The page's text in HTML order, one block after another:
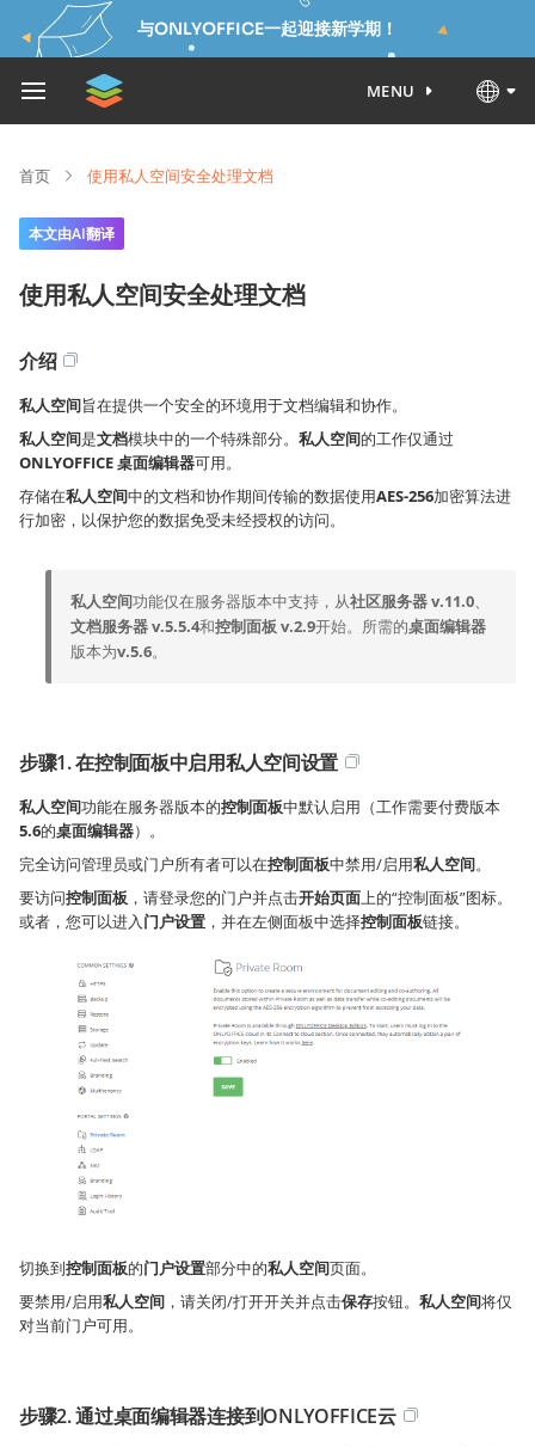
与ONLYOFFICE一起迎接新学期！
MENU
首页 使用私人空间安全处理文档
本文由AI翻译
使用私人空间安全处理文档
介绍
私人空间旨在提供一个安全的环境用于文档编辑和协作。
私人空间是文档模块中的一个特殊部分。 私人空间的工作仅通过
ONLYOFFICE 桌面编辑器可用。
存储在私人空间中的文档和协作期间传输的数据使用AES-256加密算法进
行加密，以保护您的数据免受未经授权的访问。
私人空间功能仅在服务器版本中支持，从社区服务器 v.11.0、
文档服务器 v.5.5.4和控制面板 v.2.9开始。所需的桌面编辑器
版本为v.5.6。
步骤1. 在控制面板中启用私人空间设置
私人空间功能在服务器版本的控制面板中默认启用（工作需要付费版本
5.6的桌面编辑器）。
完全访问管理员或门户所有者可以在控制面板中禁用/启用私人空间。
要访问控制面板 ，请登录您的门户并点击开始页面上的“控制面板”图标。
或者，您可以进入门户设置 ，并在左侧面板中选择控制面板链接。
切换到控制面板的门户设置部分中的私人空间页面。
要禁用/启用私人空间 ，请关闭/打开开关并点击保存按钮。 私人空间将仅
对当前门户可用。
步骤2. 通过桌面编辑器连接到ONLYOFFICE云